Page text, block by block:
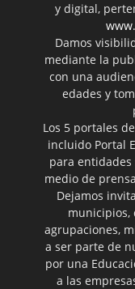
y digital,
Damos
mediante la
con una
edades y
Los 5 portales
incluido Portal
para
medio de
Dejamos
municipios,
agrupaciones,
a ser parte de
por una
a las